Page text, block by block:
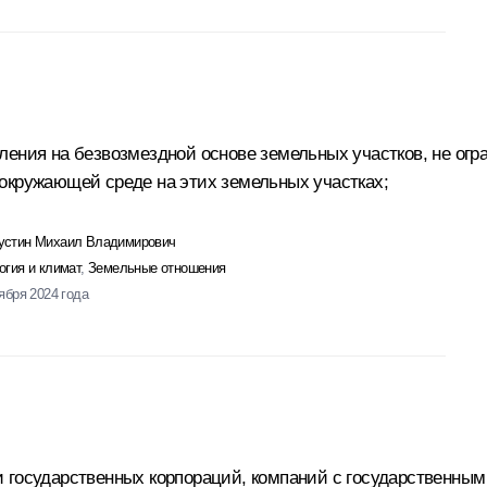
на безвозмездной основе земельных участков, не
среде на этих земельных участках;
Михаил Владимирович
и климат,Земельные отношения
2024 года
корпораций, компаний с